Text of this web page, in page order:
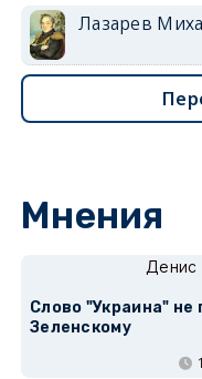
Лазарев
Мнения
Денис
Слово "Украина"
Зеленскому